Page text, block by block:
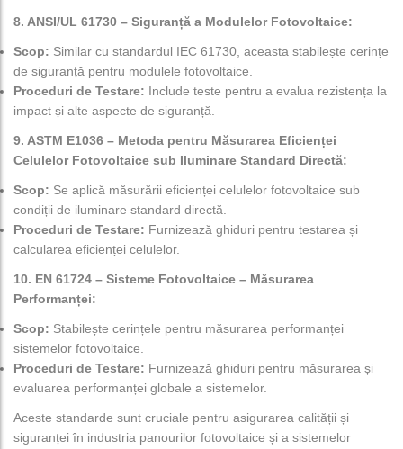
8. ANSI/UL 61730 – Siguranță a Modulelor Fotovoltaice:
Scop: Similar cu standardul IEC 61730, aceasta stabilește cerințe
de siguranță pentru modulele fotovoltaice.
Proceduri de Testare: Include teste pentru a evalua rezistența la
impact și alte aspecte de siguranță.
9. ASTM E1036 – Metoda pentru Măsurarea Eficienței
Celulelor Fotovoltaice sub Iluminare Standard Directă:
Scop: Se aplică măsurării eficienței celulelor fotovoltaice sub
condiții de iluminare standard directă.
Proceduri de Testare: Furnizează ghiduri pentru testarea și
calcularea eficienței celulelor.
10. EN 61724 – Sisteme Fotovoltaice – Măsurarea
Performanței:
Scop: Stabilește cerințele pentru măsurarea performanței
sistemelor fotovoltaice.
Proceduri de Testare: Furnizează ghiduri pentru măsurarea și
evaluarea performanței globale a sistemelor.
Aceste standarde sunt cruciale pentru asigurarea calității și
siguranței în industria panourilor fotovoltaice și a sistemelor